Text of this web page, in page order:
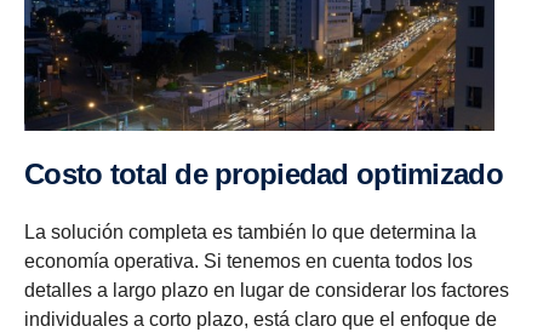
Costo total de propiedad optimizado
La solución completa es también lo que determina la
economía operativa. Si tenemos en cuenta todos los
detalles a largo plazo en lugar de considerar los factores
individuales a corto plazo, está claro que el enfoque de